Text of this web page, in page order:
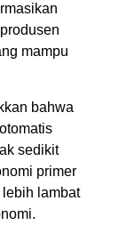
mampu
bahwa
sedikit
primer
lambat